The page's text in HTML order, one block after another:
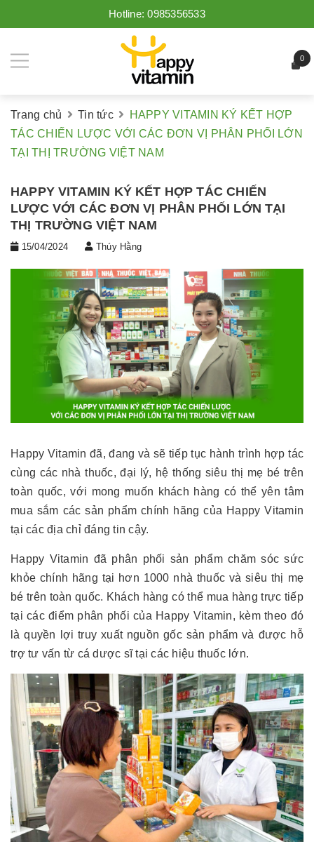
Hotline:0985356533
0
Trang chủ Tin tức
HAPPY VITAMIN KÝ KẾT HỢP
TÁC CHIẾN LƯỢC VỚI CÁC ĐƠN VỊ PHÂN PHỐI LỚN
TẠI THỊ TRƯỜNG VIỆT NAM
HAPPY VITAMIN KÝ KẾT HỢP TÁC CHIẾN
LƯỢC VỚI CÁC ĐƠN VỊ PHÂN PHỐI LỚN TẠI
THỊ TRƯỜNG VIỆT NAM
15/04/2024 Thúy Hằng
Happy Vitamin đã, đang và sẽ tiếp tục hành trình hợp tác
cùng các nhà thuốc, đại lý, hệ thống siêu thị mẹ bé trên
toàn quốc, với mong muốn khách hàng có thể yên tâm
mua sắm các sản phẩm chính hãng của Happy Vitamin
tại các địa chỉ đáng tin cậy.
Happy Vitamin đã phân phối sản phẩm chăm sóc sức
khỏe chính hãng tại hơn 1000 nhà thuốc và siêu thị mẹ
bé trên toàn quốc. Khách hàng có thể mua hàng trực tiếp
tại các điểm phân phối của Happy Vitamin, kèm theo đó
là quyền lợi truy xuất nguồn gốc sản phẩm và được hỗ
trợ tư vấn từ cá dược sĩ tại các hiệu thuốc lớn.